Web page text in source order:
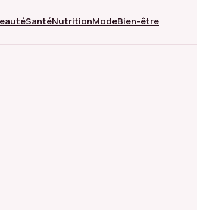
SantéNutritionModeBien-être